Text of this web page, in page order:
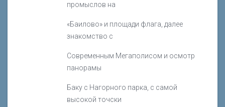
промыслов на
«Баилово» и площади флага, далее
знакомство с
Современным Мегаполисом и осмотр
панорамы
Баку с Нагорного парка, с самой
высокой точски